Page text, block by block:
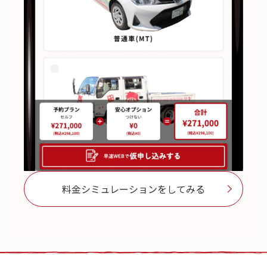
料金シミュレーションをしてみる